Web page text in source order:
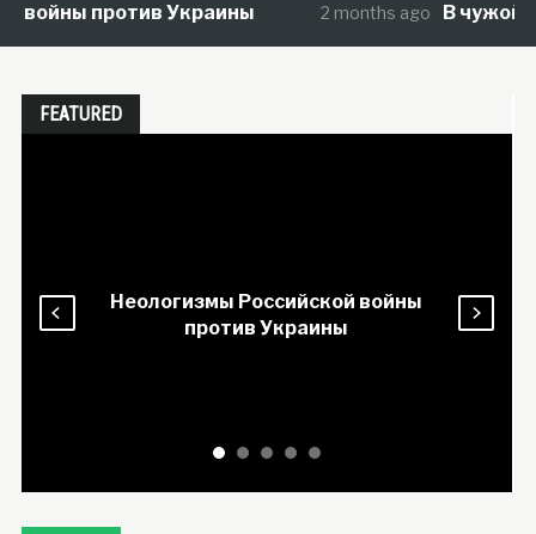
Украины 2 months ago В чужой огород со
FEATURED
Неологизмы Российской войны
против Украины